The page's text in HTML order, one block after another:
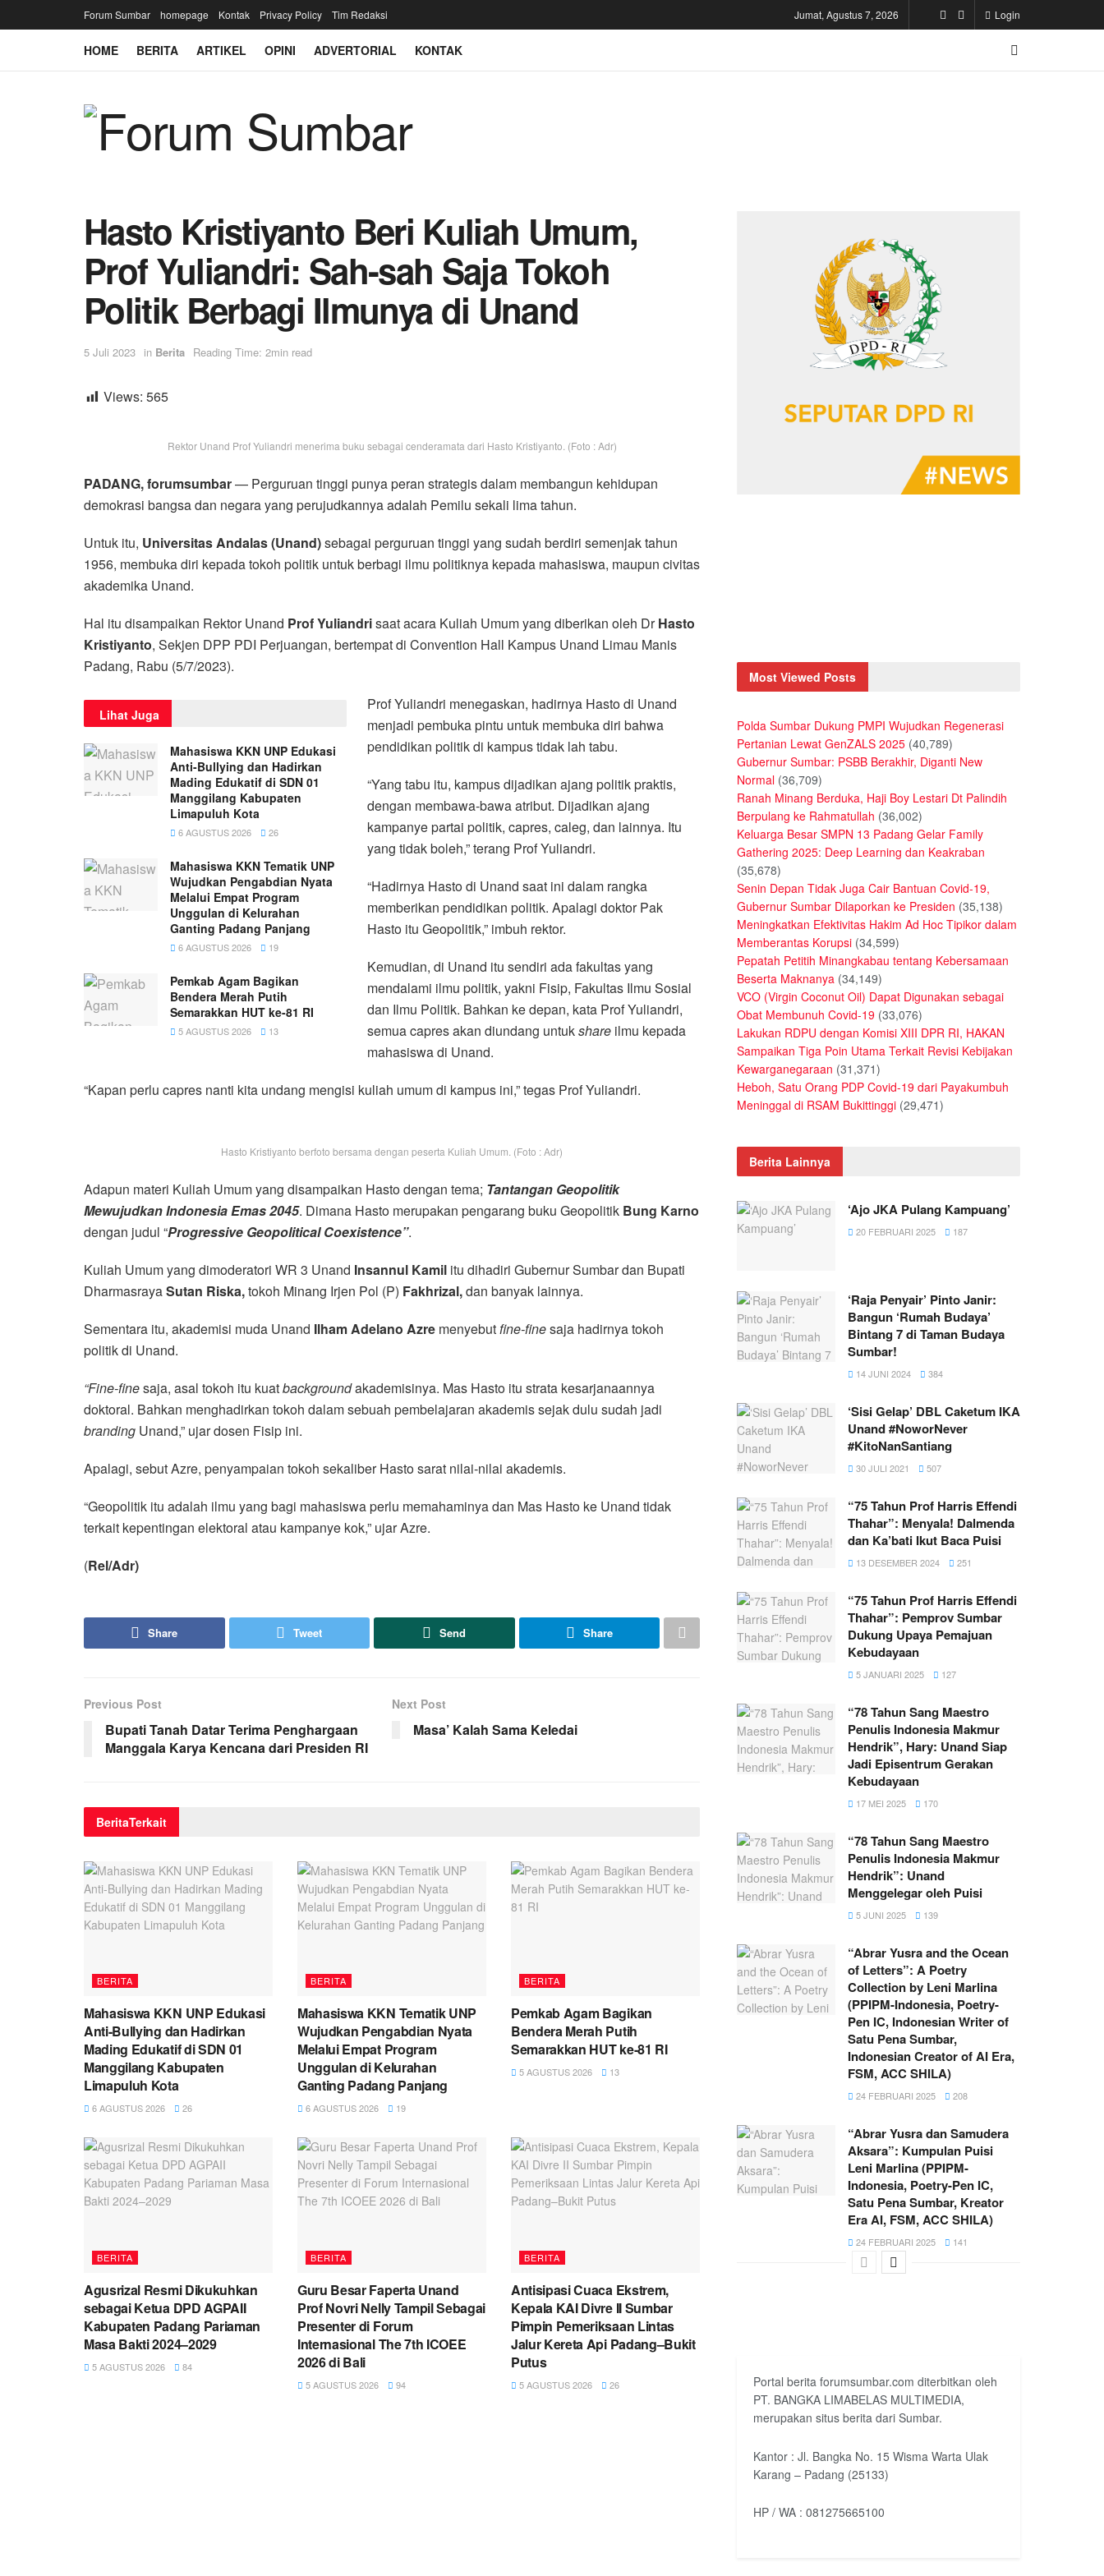
Forum Sumbar homepage Kontak Privacy Policy Tim Redaksi Jumat, Agustus 7, 2026 Login
HOME BERITA ARTIKEL OPINI ADVERTORIAL KONTAK
Hasto Kristiyanto Beri Kuliah Umum,
Prof Yuliandri: Sah-sah Saja Tokoh
Politik Berbagi Ilmunya di Unand
5 Juli 2023 in Berita Reading Time: 2min read
Views: 565
Rektor Unand Prof Yuliandri menerima buku sebagai cenderamata dari Hasto Kristiyanto. (Foto : Adr)
PADANG, forumsumbar— Perguruan tinggi punya peran strategis dalam membangun kehidupan
demokrasi bangsa dan negara yang perujudkannya adalah Pemilu sekali lima tahun.
Untuk itu, Universitas Andalas (Unand)sebagai perguruan tinggi yang sudah berdiri semenjak tahun
1956, membuka diri kepada tokoh politik untuk berbagi ilmu politiknya kepada mahasiswa, maupun civitas
akademika Unand.
Hal itu disampaikan Rektor Unand Prof Yuliandrisaat acara Kuliah Umum yang diberikan oleh DrHasto
Kristiyanto, Sekjen DPP PDI Perjuangan, bertempat di Convention Hall Kampus Unand Limau Manis
Padang, Rabu (5/7/2023).
Lihat Juga
Mahasiswa KKN UNP Edukasi
Anti-Bullying dan Hadirkan
Mading Edukatif di SDN 01
Manggilang Kabupaten
Limapuluh Kota
6 AGUSTUS 2026 26
Mahasiswa KKN Tematik UNP
Wujudkan Pengabdian Nyata
Melalui Empat Program
Unggulan di Kelurahan
Ganting Padang Panjang
6 AGUSTUS 2026 19
Pemkab Agam Bagikan
Bendera Merah Putih
Semarakkan HUT ke-81 RI
5 AGUSTUS 2026 13
Prof Yuliandri menegaskan, hadirnya Hasto di Unand
menjadi pembuka pintu untuk membuka diri bahwa
pendidikan politik di kampus tidak lah tabu.
“Yang tabu itu, kampus dijadikan ajang politik praktis,
dengan membawa-bawa atribut. Dijadikan ajang
kampanye partai politik, capres, caleg, dan lainnya. Itu
yang tidak boleh,” terang Prof Yuliandri.
“Hadirnya Hasto di Unand saat ini dalam rangka
memberikan pendidikan politik. Apalagi doktor Pak
Hasto itu Geopolitik,” imbuh rektor.
Kemudian, di Unand itu sendiri ada fakultas yang
mendalami ilmu politik, yakni Fisip, Fakultas Ilmu Sosial
dan Ilmu Politik. Bahkan ke depan, kata Prof Yuliandri,
semua capres akan diundang untukshare ilmu kepada
mahasiswa di Unand.
“Kapan perlu capres nanti kita undang mengisi kuliah umum di kampus ini,” tegas Prof Yuliandri.
Hasto Kristiyanto berfoto bersama dengan peserta Kuliah Umum. (Foto : Adr)
Adapun materi Kuliah Umum yang disampaikan Hasto dengan tema; Tantangan Geopolitik
Mewujudkan Indonesia Emas 2045. Dimana Hasto merupakan pengarang buku Geopolitik Bung Karno
dengan judul “Progressive Geopolitical Coexistence”.
Kuliah Umum yang dimoderatori WR 3 Unand Insannul Kamil itu dihadiri Gubernur Sumbar dan Bupati
DharmasrayaSutan Riska,tokoh Minang Irjen Pol (P) Fakhrizal,dan banyak lainnya.
Sementara itu, akademisi muda Unand Ilham Adelano Azre menyebutfine-finesaja hadirnya tokoh
politik di Unand.
“Fine-finesaja, asal tokoh itu kuatbackgroundakademisinya. Mas Hasto itu strata kesarjanaannya
doktoral. Bahkan menghadirkan tokoh dalam sebuah pembelajaran akademis sejak dulu sudah jadi
branding Unand,” ujar dosen Fisip ini.
Apalagi, sebut Azre, penyampaian tokoh sekaliber Hasto sarat nilai-nilai akademis.
“Geopolitik itu adalah ilmu yang bagi mahasiswa perlu memahaminya dan Mas Hasto ke Unand tidak
terkait kepentingan elektoral atau kampanye kok,” ujar Azre.
(Rel/Adr)
Share Tweet Send Share
Previous Post
Bupati Tanah Datar Terima Penghargaan
Manggala Karya Kencana dari Presiden RI
Next Post
Masa’ Kalah Sama Keledai
BeritaTerkait
BERITA
Mahasiswa KKN UNP Edukasi
Anti-Bullying dan Hadirkan
Mading Edukatif di SDN 01
Manggilang Kabupaten
Limapuluh Kota
6 AGUSTUS 2026 26
BERITA
Mahasiswa KKN Tematik UNP
Wujudkan Pengabdian Nyata
Melalui Empat Program
Unggulan di Kelurahan
Ganting Padang Panjang
6 AGUSTUS 2026 19
BERITA
Pemkab Agam Bagikan
Bendera Merah Putih
Semarakkan HUT ke-81 RI
5 AGUSTUS 2026 13
BERITA
Agusrizal Resmi Dikukuhkan
sebagai Ketua DPD AGPAII
Kabupaten Padang Pariaman
Masa Bakti 2024–2029
5 AGUSTUS 2026 84
BERITA
Guru Besar Faperta Unand
Prof Novri Nelly Tampil Sebagai
Presenter di Forum
Internasional The 7th ICOEE
2026 di Bali
5 AGUSTUS 2026 94
BERITA
Antisipasi Cuaca Ekstrem,
Kepala KAI Divre II Sumbar
Pimpin Pemeriksaan Lintas
Jalur Kereta Api Padang–Bukit
Putus
5 AGUSTUS 2026 26
Most Viewed Posts
Polda Sumbar Dukung PMPI Wujudkan Regenerasi
Pertanian Lewat GenZALS 2025 (40,789)
Gubernur Sumbar: PSBB Berakhir, Diganti New
Normal (36,709)
Ranah Minang Berduka, Haji Boy Lestari Dt Palindih
Berpulang ke Rahmatullah (36,002)
Keluarga Besar SMPN 13 Padang Gelar Family
Gathering 2025: Deep Learning dan Keakraban
(35,678)
Senin Depan Tidak Juga Cair Bantuan Covid-19,
Gubernur Sumbar Dilaporkan ke Presiden (35,138)
Meningkatkan Efektivitas Hakim Ad Hoc Tipikor dalam
Memberantas Korupsi (34,599)
Pepatah Petitih Minangkabau tentang Kebersamaan
Beserta Maknanya (34,149)
VCO (Virgin Coconut Oil) Dapat Digunakan sebagai
Obat Membunuh Covid-19 (33,076)
Lakukan RDPU dengan Komisi XIII DPR RI, HAKAN
Sampaikan Tiga Poin Utama Terkait Revisi Kebijakan
Kewarganegaraan (31,371)
Heboh, Satu Orang PDP Covid-19 dari Payakumbuh
Meninggal di RSAM Bukittinggi (29,471)
Berita Lainnya
‘Ajo JKA Pulang Kampuang’
20 FEBRUARI 2025 187
‘Raja Penyair’ Pinto Janir:
Bangun ‘Rumah Budaya’
Bintang 7 di Taman Budaya
Sumbar!
14 JUNI 2024 384
‘Sisi Gelap’ DBL Caketum IKA
Unand #NoworNever
#KitoNanSantiang
30 JULI 2021 507
“75 Tahun Prof Harris Effendi
Thahar”: Menyala! Dalmenda
dan Ka’bati Ikut Baca Puisi
13 DESEMBER 2024 251
“75 Tahun Prof Harris Effendi
Thahar”: Pemprov Sumbar
Dukung Upaya Pemajuan
Kebudayaan
5 JANUARI 2025 127
“78 Tahun Sang Maestro
Penulis Indonesia Makmur
Hendrik”, Hary: Unand Siap
Jadi Episentrum Gerakan
Kebudayaan
17 MEI 2025 170
“78 Tahun Sang Maestro
Penulis Indonesia Makmur
Hendrik”: Unand
Menggelegar oleh Puisi
5 JUNI 2025 139
“Abrar Yusra and the Ocean
of Letters”: A Poetry
Collection by Leni Marlina
(PPIPM-Indonesia, Poetry-
Pen IC, Indonesian Writer of
Satu Pena Sumbar,
Indonesian Creator of AI Era,
FSM, ACC SHILA)
24 FEBRUARI 2025 208
“Abrar Yusra dan Samudera
Aksara”: Kumpulan Puisi
Leni Marlina (PPIPM-
Indonesia, Poetry-Pen IC,
Satu Pena Sumbar, Kreator
Era AI, FSM, ACC SHILA)
24 FEBRUARI 2025 141
Portal berita forumsumbar.com diterbitkan oleh
PT. BANGKA LIMABELAS MULTIMEDIA,
merupakan situs berita dari Sumbar.
Kantor : Jl. Bangka No. 15 Wisma Warta Ulak
Karang – Padang (25133)
HP / WA : 081275665100